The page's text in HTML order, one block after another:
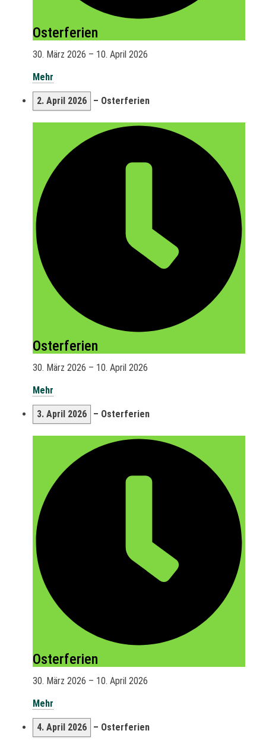
Osterferien
30. März 2026 – 10. April 2026
Mehr
2. April 2026 – Osterferien
Osterferien
30. März 2026 – 10. April 2026
Mehr
3. April 2026 – Osterferien
Osterferien
30. März 2026 – 10. April 2026
Mehr
4. April 2026 – Osterferien